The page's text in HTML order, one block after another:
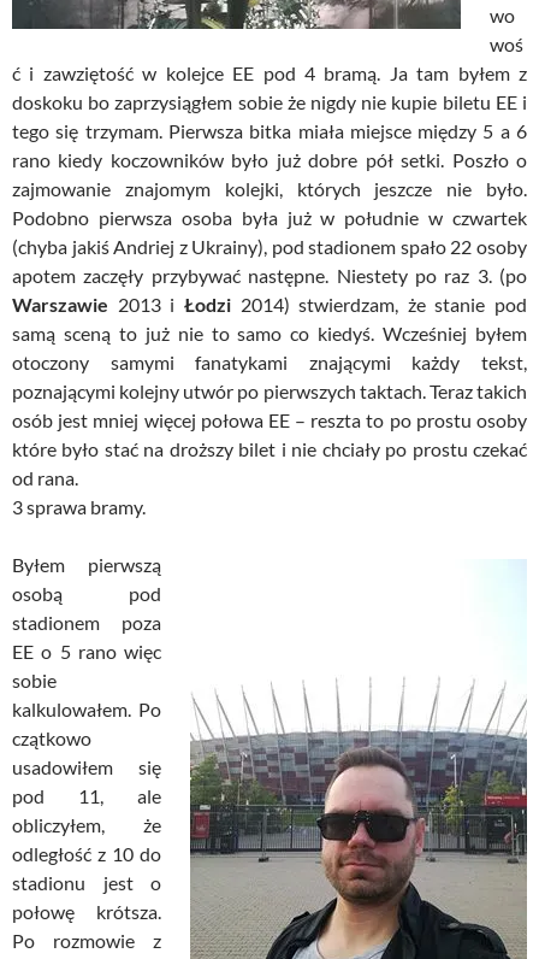
wo
woś
ć i zawziętość w kolejce EE pod 4 bramą. Ja tam byłem z
doskoku bo zaprzysiągłem sobie że nigdy nie kupie biletu EE i
tego się trzymam. Pierwsza bitka miała miejsce między 5 a 6
rano kiedy koczowników było już dobre pół setki. Poszło o
zajmowanie znajomym kolejki, których jeszcze nie było.
Podobno pierwsza osoba była już w południe w czwartek
(chyba jakiś Andriej z Ukrainy), pod stadionem spało 22 osoby
apotem zaczęły przybywać następne. Niestety po raz 3. (po
Warszawie 2013 i Łodzi2014) stwierdzam, że stanie pod
samą sceną to już nie to samo co kiedyś. Wcześniej byłem
otoczony samymi fanatykami znającymi każdy tekst,
poznającymi kolejny utwór po pierwszych taktach. Teraz takich
osób jest mniej więcej połowa EE – reszta to po prostu osoby
które było stać na droższy bilet i nie chciały po prostu czekać
od rana.
3 sprawa bramy.
Byłem pierwszą
osobą pod
stadionem poza
EE o 5 rano więc
sobie
kalkulowałem. Po
czątkowo
usadowiłem się
pod 11, ale
obliczyłem, że
odległość z 10 do
stadionu jest o
połowę krótsza.
Po rozmowie z